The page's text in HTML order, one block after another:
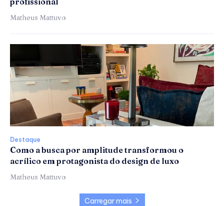
Matheus Mattuvo
Destaque
Como a busca por amplitude transformou o
acrílico em protagonista do design de luxo
Matheus Mattuvo
Carregar mais